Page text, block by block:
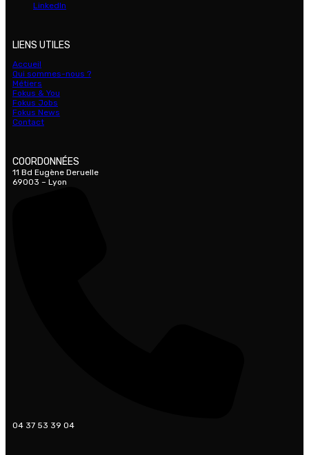
LinkedIn
LIENS UTILES
Accueil
Qui sommes-nous ?
Métiers
Fokus & You
Fokus Jobs
Fokus News
Contact
COORDONNÉES
11 Bd Eugène Deruelle
69003 – Lyon
04 37 53 39 04